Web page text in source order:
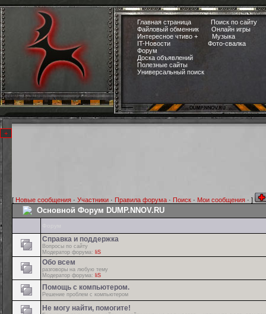
Главная страница
Поиск по сайту
Файловый обменник
Онлайн игры
Интересное чтиво +
Музыка
IT-Новости
Фото-свалка
Форум
Доска объявлений
Полезные сайты
Универсальный поиск
[ Новые сообщения · Участники · Правила форума · Поиск · Мои сообщения · ]
Основной Форум DUMP.NNOV.RU
Справка и поддержка
Вопросы по сайту
Модератор форума: liS
Обо всем
разговоры на любую тему
Модератор форума: liS
Помощь с компьютером.
Решение проблем с компьютером
Не могу найти, помогите!